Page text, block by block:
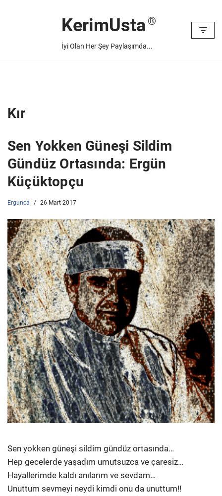
KerimUsta
İyi Olan Her Şey Paylaşımda...
Kır
Sen Yokken Güneşi Sildim
Gündüz Ortasında: Ergün
Küçüktopçu
Ergunca 26 Mart 2017
Sen yokken güneşi sildim gündüz ortasında…
Hep gecelerde yaşadım umutsuzca ve çaresiz…
Hayallerimde kaldı anılarım ve sevdam…
Unuttum sevmeyi neydi kimdi onu da unuttum!!